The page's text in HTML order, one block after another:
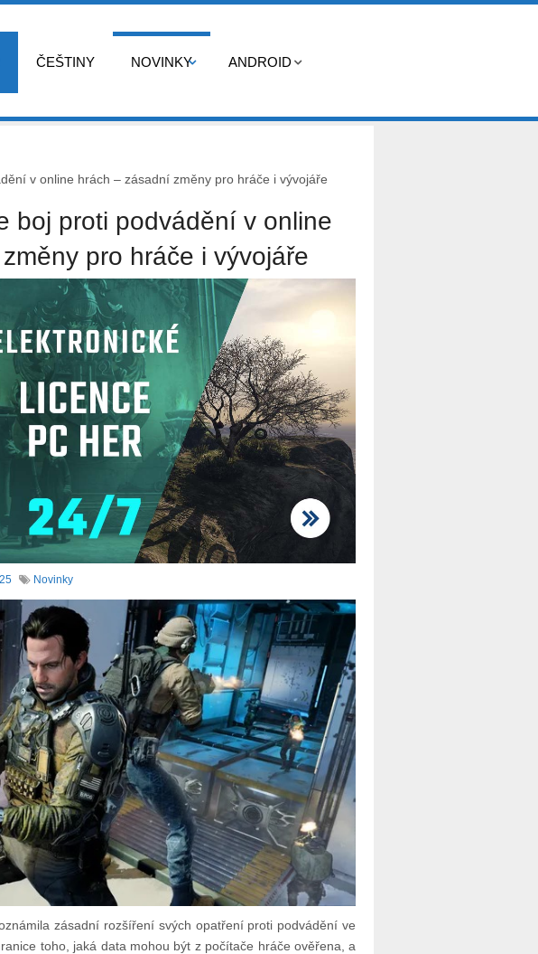
ČEŠTINY NOVINKY ANDROID
v online hrách – zásadní změny pro hráče i vývojáře
boj proti podvádění v online
pro hráče i vývojáře
Novinky
zásadní rozšíření svých opatření proti podvádění ve
toho, jaká data mohou být z počítače hráče ověřena, a